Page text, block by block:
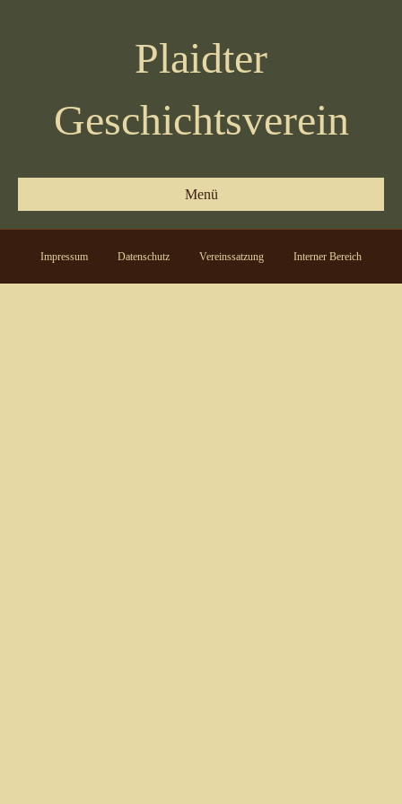
Plaidter
Geschichtsverein
Menü
Impressum Datenschutz Vereinssatzung Interner Bereich